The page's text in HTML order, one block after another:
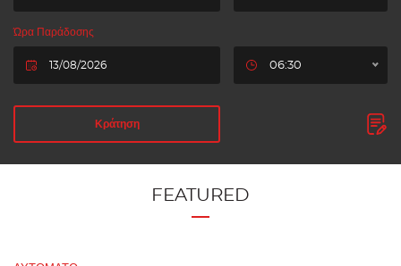
Ώρα Παράδοσης
06:30
Κράτηση
FEATURED